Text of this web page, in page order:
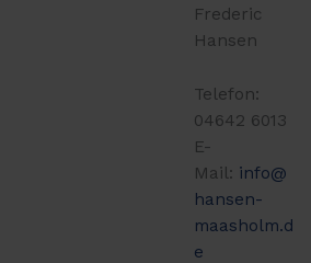
Frederic
Hansen
Telefon:
04642 6013
E-
Mail: info@
hansen-
maasholm.d
e